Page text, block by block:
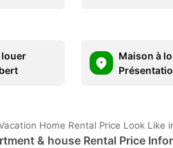
louer
Maison à
Home Rental Price Look Like
& house Rental Price